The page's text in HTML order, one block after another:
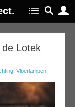
de Lotek
Vloerlampen